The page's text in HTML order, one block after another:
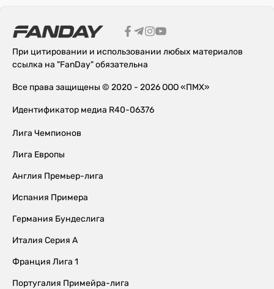
При цитировании и использовании любых материалов
ссылка на "FanDay" обязательна
Все права защищены © 2020 - 2026 ООО «ПМХ»
Идентификатор медиа R40-06376
Лига Чемпионов
Лига Европы
Англия Премьер-лига
Испания Примера
Германия Бундеслига
Италия Серия А
Франция Лига 1
Португалия Примейра-лига